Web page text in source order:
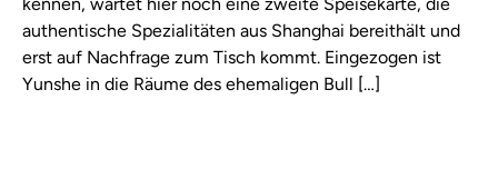
authentische Spezialitäten aus Shanghai bereithält und
erst auf Nachfrage zum Tisch kommt. Eingezogen ist
Yunshe in die Räume des ehemaligen Bull […]